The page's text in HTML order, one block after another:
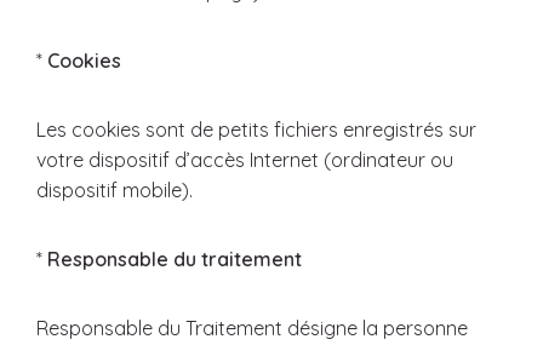
* Cookies
Les cookies sont de petits fichiers enregistrés sur
votre dispositif d’accès Internet (ordinateur ou
dispositif mobile).
* Responsable du traitement
Responsable du Traitement désigne la personne